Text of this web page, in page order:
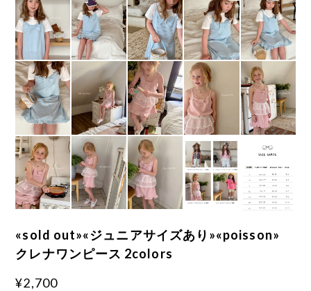
«sold out»«ジュニアサイズあり»«poisson»
クレナワンピース 2colors
¥2,700